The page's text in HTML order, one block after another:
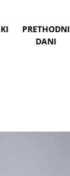
PRETHODNI
DANI